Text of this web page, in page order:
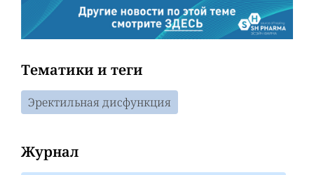
Тематики и теги
Эректильная дисфункция
Журнал